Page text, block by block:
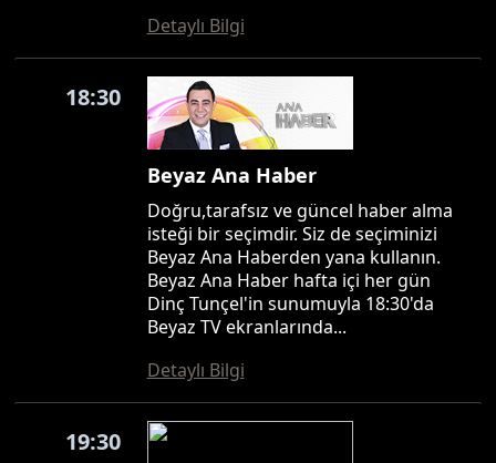
Detaylı Bilgi
18:30
Beyaz Ana Haber
Doğru,tarafsız ve güncel haber alma
isteği bir seçimdir. Siz de seçiminizi
Beyaz Ana Haberden yana kullanın.
Beyaz Ana Haber hafta içi her gün
Dinç Tunçel'in sunumuyla 18:30'da
Beyaz TV ekranlarında...
Detaylı Bilgi
19:30